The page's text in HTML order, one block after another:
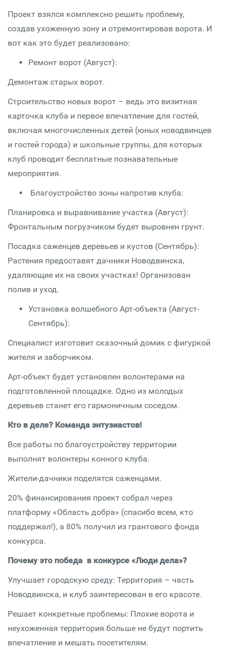
Проект взялся комплексно решить проблему,
создав ухоженную зону и отремонтировав ворота. И
вот как это будет реализовано:
Ремонт ворот (Август):
Демонтаж старых ворот.
Строительство новых ворот – ведь это визитная
карточка клуба и первое впечатление для гостей,
включая многочисленных детей (юных новодвинцев
и гостей города) и школьные группы, для которых
клуб проводит бесплатные познавательные
мероприятия.
Благоустройство зоны напротив клуба:
Планировка и выравнивание участка (Август):
Фронтальным погрузчиком будет выровнен грунт.
Посадка саженцев деревьев и кустов (Сентябрь):
Растения предоставят дачники Новодвинска,
удаляющие их на своих участках! Организован
полив и уход.
Установка волшебного Арт-объекта (Август-
Сентябрь):
Специалист изготовит сказочный домик с фигуркой
жителя и заборчиком.
Арт-объект будет установлен волонтерами на
подготовленной площадке. Одно из молодых
деревьев станет его гармоничным соседом.
Кто в деле? Команда энтузиастов!
Все работы по благоустройству территории
выполнят волонтеры конного клуба.
Жители-дачники поделятся саженцами.
20% финансирования проект собрал через
платформу «Область добра» (спасибо всем, кто
поддержал!), а 80% получил из грантового фонда
конкурса.
Почему это победа в конкурсе «Люди дела»?
Улучшает городскую среду: Территория – часть
Новодвинска, и клуб заинтересован в его красоте.
Решает конкретные проблемы: Плохие ворота и
неухоженная территория больше не будут портить
впечатление и мешать посетителям.